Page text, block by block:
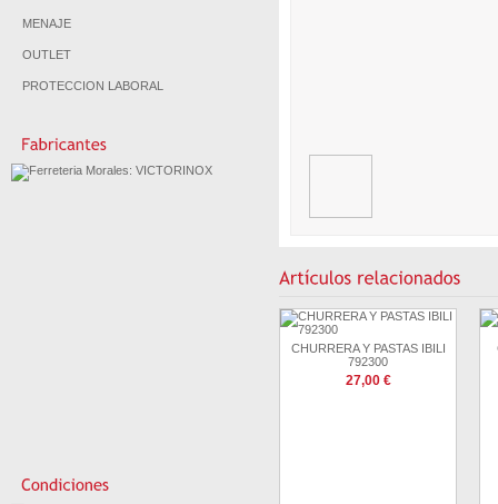
MENAJE
OUTLET
PROTECCION LABORAL
CHURRERA Y PASTAS IBILI
792300
27,00 €